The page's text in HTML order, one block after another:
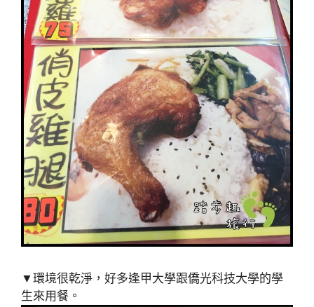
▼環境很乾淨，好多逢甲大學跟僑光科技大學的學
生來用餐。